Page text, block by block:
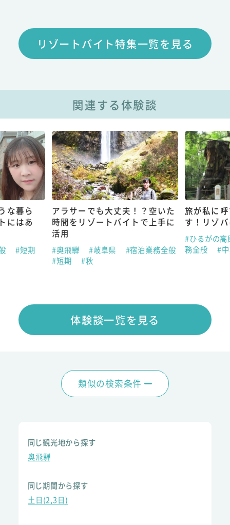
リゾートバイト特集一覧を見る
関連する体験談
な暮ら
にはあ
#短期
アラサーでも大丈夫！？空いた
時間をリゾートバイトで上手に
活用
#奥飛騨 #岐阜県
#宿泊業務全般
#短期
#秋
旅が私に
す！リゾ
#ひるがの
務全般
#
体験談一覧を見る
類似の検索条件
同じ観光地から探す
奥飛騨
同じ期間から探す
土日(2,3日)